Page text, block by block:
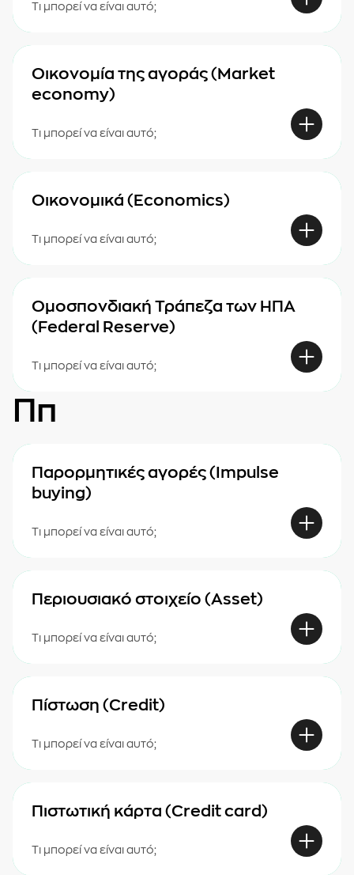
Τι μπορεί να είναι αυτό;
Οικονομία της αγοράς (Market
economy)
Τι μπορεί να είναι αυτό;
Οικονομικά (Economics)
Τι μπορεί να είναι αυτό;
Ομοσπονδιακή Τράπεζα των ΗΠΑ
(Federal Reserve)
Τι μπορεί να είναι αυτό;
Ππ
Παρορμητικές αγορές (Impulse
buying)
Τι μπορεί να είναι αυτό;
Περιουσιακό στοιχείο (Asset)
Τι μπορεί να είναι αυτό;
Πίστωση (Credit)
Τι μπορεί να είναι αυτό;
Πιστωτική κάρτα (Credit card)
Τι μπορεί να είναι αυτό;